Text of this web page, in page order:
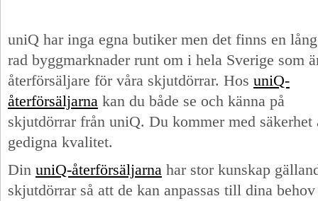
uniQ har inga egna butiker men det finns en lång
rad byggmarknader runt om i hela Sverige som
återförsäljare för våra skjutdörrar. Hos uniQ-
återförsäljarna kan du både se och känna på
skjutdörrar från uniQ. Du kommer med
gedigna kvalitet.
Din uniQ-återförsäljarna har stor kunskap
skjutdörrar så att de kan anpassas till dina